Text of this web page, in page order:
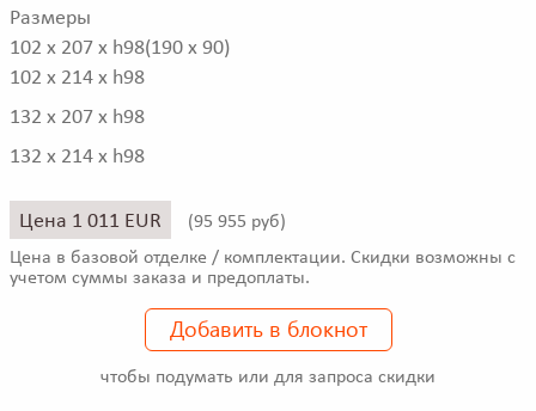
Размеры
102 x 207 x h98(190 x 90)
102 x 214 x h98
132 x 207 x h98
132 x 214 x h98
Цена 1 011 EUR (95 955 руб)
Цена в базовой отделке / комплектации. Скидки возможны с
учетом суммы заказа и предоплаты.
Добавить в блокнот
чтобы подумать или для запроса скидки